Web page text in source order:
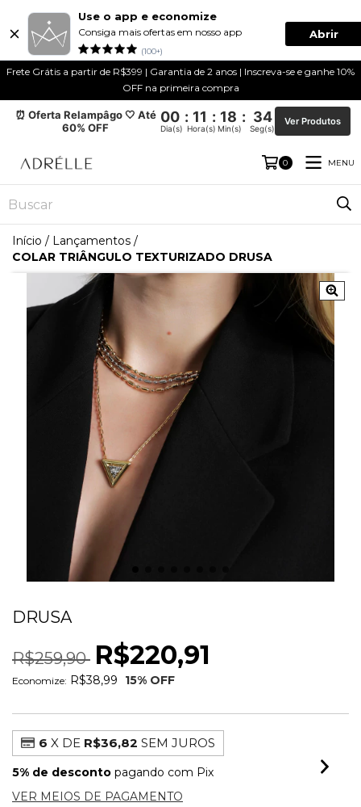
Use o app e economize
Consiga mais ofertas em nosso app
(100+)
Abrir
Frete Grátis a partir de R$399 | Garantia de 2 anos | Inscreva-se e ganhe 10%
OFF na primeira compra
⏰ Oferta Relampâgo 🤍 Até
60% OFF
00 : 11 : 18 : 34
Dia(s) Hora(s) Min(s) Seg(s)
Ver Produtos
0 MENU
Início / Lançamentos /
COLAR TRIÂNGULO TEXTURIZADO DRUSA
DRUSA
R$259,90 R$220,91
Economize: R$38,99 15% OFF
6 X DE R$36,82 SEM JUROS
5% de desconto pagando com Pix
VER MEIOS DE PAGAMENTO